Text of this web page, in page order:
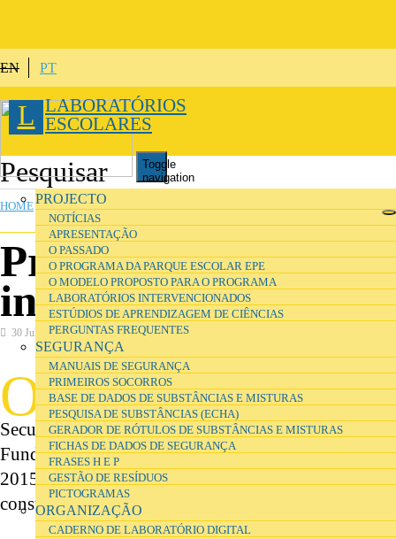
EN PT
L LABORATÓRIOS
ESCOLARES
Toggle
navigation
PROJECTO
NOTÍCIAS
APRESENTAÇÃO
O PASSADO
O PROGRAMA DA PARQUE ESCOLAR EPE
O MODELO PROPOSTO PARA O PROGRAMA
LABORATÓRIOS INTERVENCIONADOS
ESTÚDIOS DE APRENDIZAGEM DE CIÊNCIAS
PERGUNTAS FREQUENTES
SEGURANÇA
MANUAIS DE SEGURANÇA
PRIMEIROS SOCORROS
BASE DE DADOS DE SUBSTÂNCIAS E MISTURAS
PESQUISA DE SUBSTÂNCIAS (ECHA)
GERADOR DE RÓTULOS DE SUBSTÂNCIAS E MISTURAS
FICHAS DE DADOS DE SEGURANÇA
FRASES H E P
GESTÃO DE RESÍDUOS
PICTOGRAMAS
ORGANIZAÇÃO
CADERNO DE LABORATÓRIO DIGITAL
YOU ARE HERE
HOME
Projecto de
investigação
30 July 2016 Investigação
O projecto Atitudes, Expectativas e Práticas nos
novos laboratórios escolares do Ensino
Secundário foi um projecto financiado pela
Fundação para a Ciência e Tecnologia entre 2013-
2015, cujos documentos e resultados poderá
consultar nesta secção.